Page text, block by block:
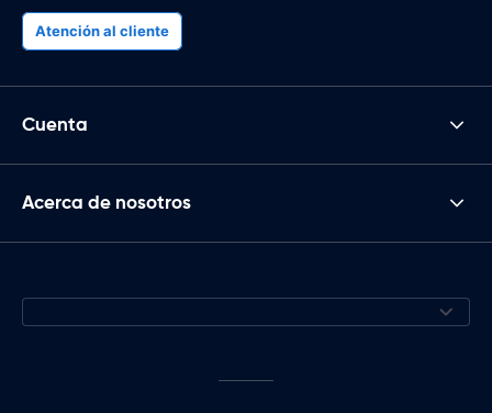
Atención al cliente
Cuenta
Acerca de nosotros